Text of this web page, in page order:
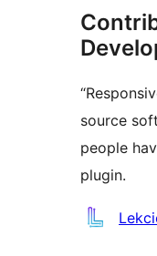
source
people
plugin.